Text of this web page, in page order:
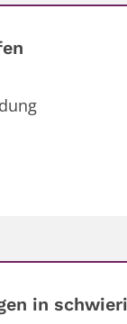
2026
2026
in